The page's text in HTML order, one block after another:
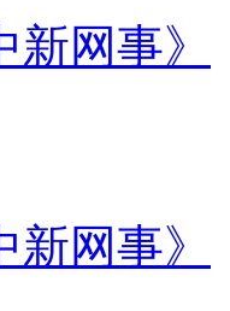
求购AV打
处理，俗称“
业保险。
君父母是官
个月前，
网事》
网事》